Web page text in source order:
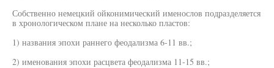
Собственно немецкий ойконимический именослов подразделяется
в хронологическом плане на несколько пластов:
1) названия эпохи раннего феодализма 6-11 вв.;
2) именования эпохи расцвета феодализма 11-15 вв.;